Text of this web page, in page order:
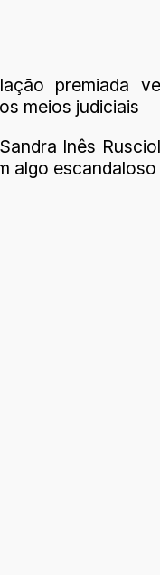
premiada
meios judiciais
Inês
algo